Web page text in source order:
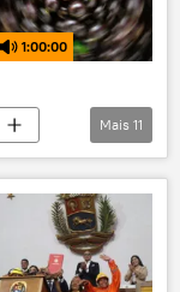
1:00:00
Mais 11